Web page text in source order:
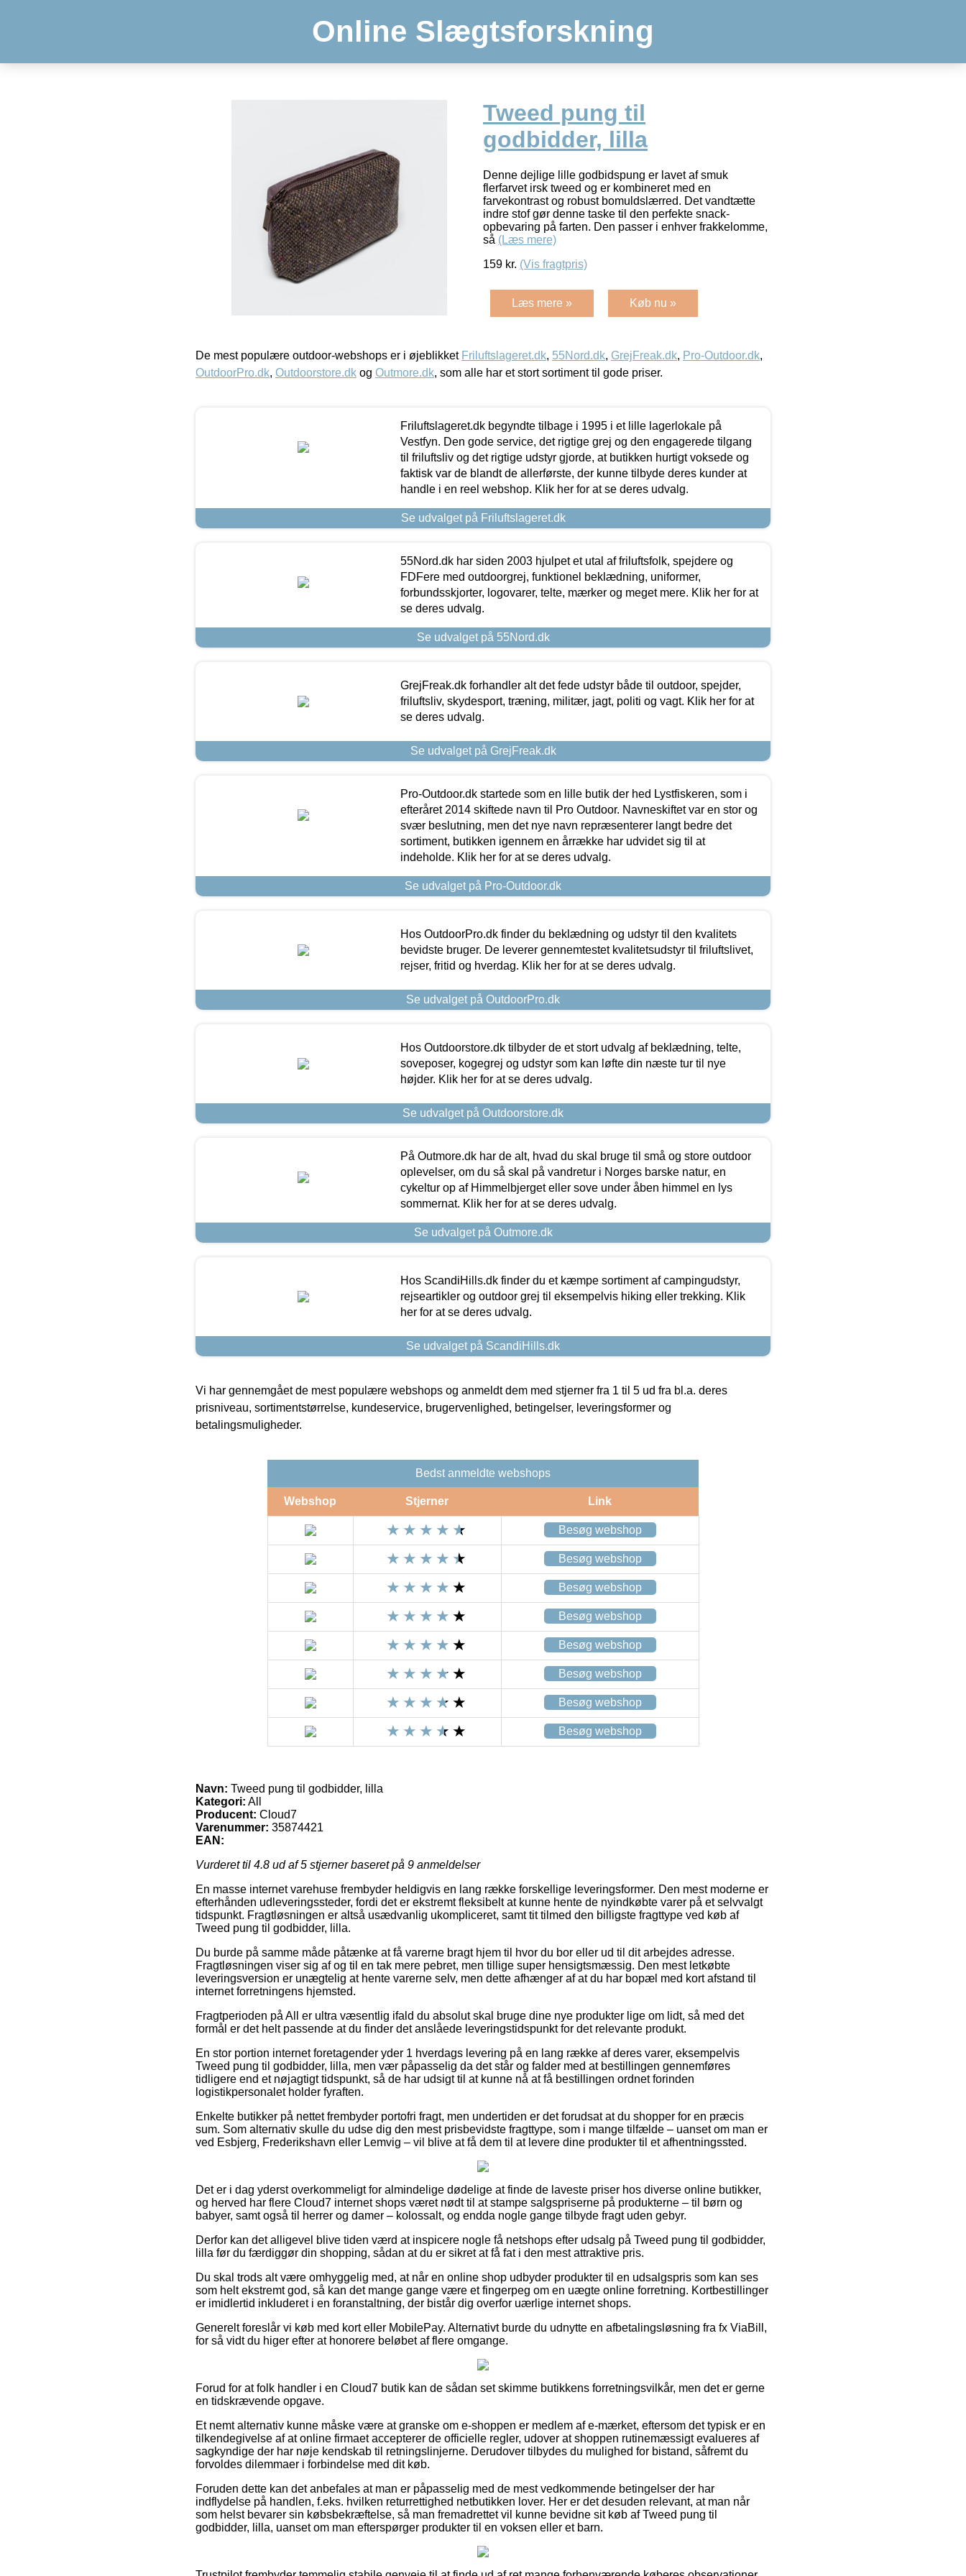
Online Slægtsforskning
Tweed pung til
godbidder, lilla
Denne dejlige lille godbidspung er lavet af smuk
flerfarvet irsk tweed og er kombineret med en
farvekontrast og robust bomuldslærred. Det vandtætte
indre stof gør denne taske til den perfekte snack-
opbevaring på farten. Den passer i enhver frakkelomme,
så (Læs mere)
159 kr. (Vis fragtpris)
Læs mere » Køb nu »
De mest populære outdoor-webshops er i øjeblikket Friluftslageret.dk, 55Nord.dk, GrejFreak.dk, Pro-Outdoor.dk,
OutdoorPro.dk, Outdoorstore.dk og Outmore.dk, som alle har et stort sortiment til gode priser.
Friluftslageret.dk begyndte tilbage i 1995 i et lille lagerlokale på
Vestfyn. Den gode service, det rigtige grej og den engagerede tilgang
til friluftsliv og det rigtige udstyr gjorde, at butikken hurtigt voksede og
faktisk var de blandt de allerførste, der kunne tilbyde deres kunder at
handle i en reel webshop. Klik her for at se deres udvalg.
Se udvalget på Friluftslageret.dk
55Nord.dk har siden 2003 hjulpet et utal af friluftsfolk, spejdere og
FDFere med outdoorgrej, funktionel beklædning, uniformer,
forbundsskjorter, logovarer, telte, mærker og meget mere. Klik her for at
se deres udvalg.
Se udvalget på 55Nord.dk
GrejFreak.dk forhandler alt det fede udstyr både til outdoor, spejder,
friluftsliv, skydesport, træning, militær, jagt, politi og vagt. Klik her for at
se deres udvalg.
Se udvalget på GrejFreak.dk
Pro-Outdoor.dk startede som en lille butik der hed Lystfiskeren, som i
efteråret 2014 skiftede navn til Pro Outdoor. Navneskiftet var en stor og
svær beslutning, men det nye navn repræsenterer langt bedre det
sortiment, butikken igennem en årrække har udvidet sig til at
indeholde. Klik her for at se deres udvalg.
Se udvalget på Pro-Outdoor.dk
Hos OutdoorPro.dk finder du beklædning og udstyr til den kvalitets
bevidste bruger. De leverer gennemtestet kvalitetsudstyr til friluftslivet,
rejser, fritid og hverdag. Klik her for at se deres udvalg.
Se udvalget på OutdoorPro.dk
Hos Outdoorstore.dk tilbyder de et stort udvalg af beklædning, telte,
soveposer, kogegrej og udstyr som kan løfte din næste tur til nye
højder. Klik her for at se deres udvalg.
Se udvalget på Outdoorstore.dk
På Outmore.dk har de alt, hvad du skal bruge til små og store outdoor
oplevelser, om du så skal på vandretur i Norges barske natur, en
cykeltur op af Himmelbjerget eller sove under åben himmel en lys
sommernat. Klik her for at se deres udvalg.
Se udvalget på Outmore.dk
Hos ScandiHills.dk finder du et kæmpe sortiment af campingudstyr,
rejseartikler og outdoor grej til eksempelvis hiking eller trekking. Klik
her for at se deres udvalg.
Se udvalget på ScandiHills.dk
Vi har gennemgået de mest populære webshops og anmeldt dem med stjerner fra 1 til 5 ud fra bl.a. deres
prisniveau, sortimentstørrelse, kundeservice, brugervenlighed, betingelser, leveringsformer og
betalingsmuligheder.
Bedst anmeldte webshops
Webshop Stjerner Link
Besøg webshop
Besøg webshop
Besøg webshop
Besøg webshop
Besøg webshop
Besøg webshop
Besøg webshop
Besøg webshop
Navn: Tweed pung til godbidder, lilla
Kategori: All
Producent: Cloud7
Varenummer: 35874421
EAN:
Vurderet til 4.8 ud af 5 stjerner baseret på 9 anmeldelser
En masse internet varehuse frembyder heldigvis en lang række forskellige leveringsformer. Den mest moderne er
efterhånden udleveringssteder, fordi det er ekstremt fleksibelt at kunne hente de nyindkøbte varer på et selvvalgt
tidspunkt. Fragtløsningen er altså usædvanlig ukompliceret, samt tit tilmed den billigste fragttype ved køb af
Tweed pung til godbidder, lilla.
Du burde på samme måde påtænke at få varerne bragt hjem til hvor du bor eller ud til dit arbejdes adresse.
Fragtløsningen viser sig af og til en tak mere pebret, men tillige super hensigtsmæssig. Den mest letkøbte
leveringsversion er unægtelig at hente varerne selv, men dette afhænger af at du har bopæl med kort afstand til
internet forretningens hjemsted.
Fragtperioden på All er ultra væsentlig ifald du absolut skal bruge dine nye produkter lige om lidt, så med det
formål er det helt passende at du finder det anslåede leveringstidspunkt for det relevante produkt.
En stor portion internet foretagender yder 1 hverdags levering på en lang række af deres varer, eksempelvis
Tweed pung til godbidder, lilla, men vær påpasselig da det står og falder med at bestillingen gennemføres
tidligere end et nøjagtigt tidspunkt, så de har udsigt til at kunne nå at få bestillingen ordnet forinden
logistikpersonalet holder fyraften.
Enkelte butikker på nettet frembyder portofri fragt, men undertiden er det forudsat at du shopper for en præcis
sum. Som alternativ skulle du udse dig den mest prisbevidste fragttype, som i mange tilfælde – uanset om man er
ved Esbjerg, Frederikshavn eller Lemvig – vil blive at få dem til at levere dine produkter til et afhentningssted.
Det er i dag yderst overkommeligt for almindelige dødelige at finde de laveste priser hos diverse online butikker,
og herved har flere Cloud7 internet shops været nødt til at stampe salgspriserne på produkterne – til børn og
babyer, samt også til herrer og damer – kolossalt, og endda nogle gange tilbyde fragt uden gebyr.
Derfor kan det alligevel blive tiden værd at inspicere nogle få netshops efter udsalg på Tweed pung til godbidder,
lilla før du færdiggør din shopping, sådan at du er sikret at få fat i den mest attraktive pris.
Du skal trods alt være omhyggelig med, at når en online shop udbyder produkter til en udsalgspris som kan ses
som helt ekstremt god, så kan det mange gange være et fingerpeg om en uægte online forretning. Kortbestillinger
er imidlertid inkluderet i en foranstaltning, der bistår dig overfor uærlige internet shops.
Generelt foreslår vi køb med kort eller MobilePay. Alternativt burde du udnytte en afbetalingsløsning fra fx ViaBill,
for så vidt du higer efter at honorere beløbet af flere omgange.
Forud for at folk handler i en Cloud7 butik kan de sådan set skimme butikkens forretningsvilkår, men det er gerne
en tidskrævende opgave.
Et nemt alternativ kunne måske være at granske om e-shoppen er medlem af e-mærket, eftersom det typisk er en
tilkendegivelse af at online firmaet accepterer de officielle regler, udover at shoppen rutinemæssigt evalueres af
sagkyndige der har nøje kendskab til retningslinjerne. Derudover tilbydes du mulighed for bistand, såfremt du
forvoldes dilemmaer i forbindelse med dit køb.
Foruden dette kan det anbefales at man er påpasselig med de mest vedkommende betingelser der har
indflydelse på handlen, f.eks. hvilken returrettighed netbutikken lover. Her er det desuden relevant, at man når
som helst bevarer sin købsbekræftelse, så man fremadrettet vil kunne bevidne sit køb af Tweed pung til
godbidder, lilla, uanset om man efterspørger produkter til en voksen eller et barn.